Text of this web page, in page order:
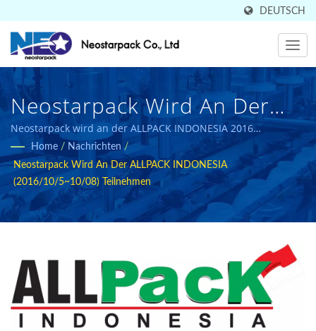
DEUTSCH
Neostarpack Wird An Der
ALLPACK INDONESIA
(2016/10/5~10/08)
Teilnehmen | Taiwanischer
Hersteller Von
Seit 1998 | Neostarpack Co.,
Ltd.
Neostarpack wird an der ALLPACK INDONESIA 2016
teilnehmen
Home / Nachrichten /
Neostarpack Wird An Der ALLPACK INDONESIA
(2016/10/5~10/08) Teilnehmen